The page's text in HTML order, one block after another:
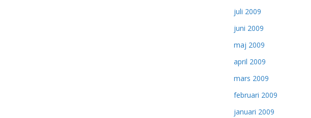
juli 2009
juni 2009
maj 2009
april 2009
mars 2009
februari 2009
januari 2009